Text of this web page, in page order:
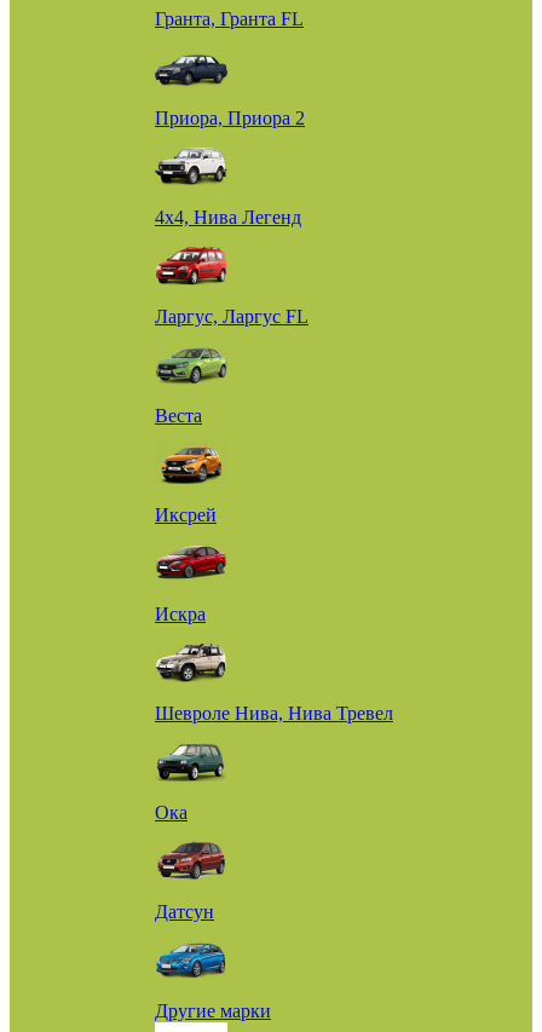
Гранта, Гранта FL
Приора, Приора 2
4х4, Нива Легенд
Ларгус, Ларгус FL
Веста
Иксрей
Искра
Шевроле Нива, Нива Тревел
Ока
Датсун
Другие марки